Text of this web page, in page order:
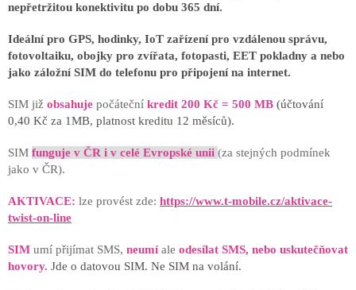
nepřetržitou konektivitu po dobu 365 dní.
Ideální pro GPS, hodinky, IoT zařízení pro vzdálenou správu,
fotovoltaiku, obojky pro zvířata, fotopasti, EET pokladny a nebo
jako záložní SIM do telefonu pro připojení na internet.
SIM již obsahuje počáteční kredit 200 Kč = 500 MB (účtování
0,40 Kč za 1MB, platnost kreditu 12 měsíců).
SIM funguje v ČR i v celé Evropské unii (za stejných podmínek
jako v ČR).
AKTIVACE: lze provést zde: https://www.t-mobile.cz/aktivace-
twist-on-line
SIM umí přijímat SMS, neumíale odesílat SMS, nebo uskutečňovat
hovory. Jde o datovou SIM. Ne SIM na volání.